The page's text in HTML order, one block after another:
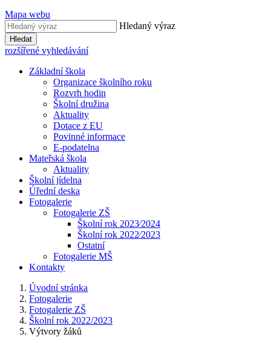
Mapa webu
Hledaný výraz
Hledat
rozšířené vyhledávání
Základní škola
Organizace školního roku
Rozvrh hodin
Školní družina
Aktuality
Dotace z EU
Povinné informace
E-podatelna
Mateřská škola
Aktuality
Školní jídelna
Úřední deska
Fotogalerie
Fotogalerie ZŠ
Školní rok 2023⁄2024
Školní rok 2022⁄2023
Ostatní
Fotogalerie MŠ
Kontakty
Úvodní stránka
Fotogalerie
Fotogalerie ZŠ
Školní rok 2022/2023
Výtvory žáků